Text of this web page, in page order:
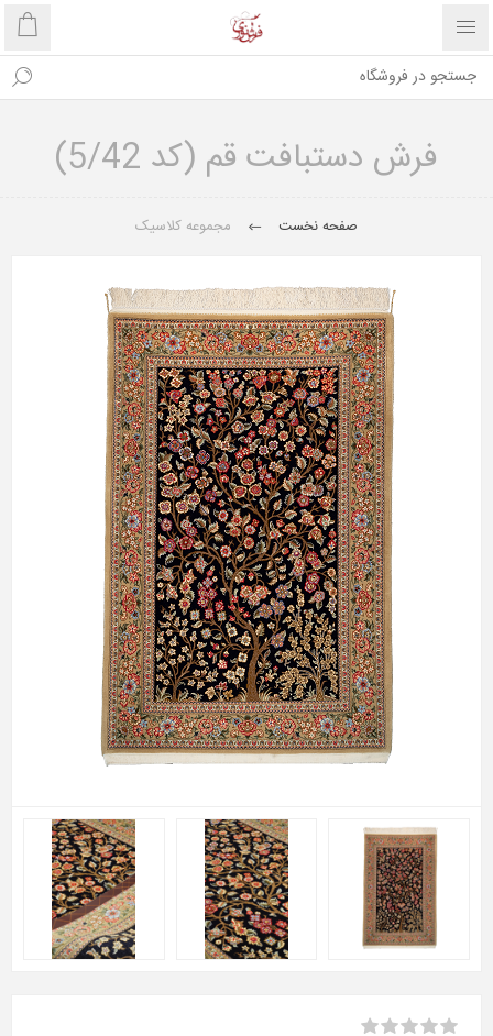
فرش دستبافت قم (کد 5/42)
صفحه نخست مجموعه کلاسیک